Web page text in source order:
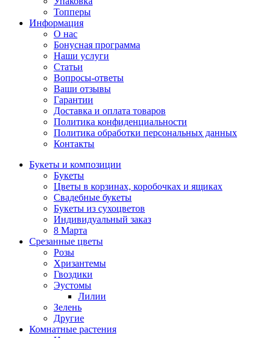
Топперы
Информация
О нас
Бонусная программа
Наши услуги
Статьи
Вопросы-ответы
Ваши отзывы
Гарантии
Доставка и оплата товаров
Политика конфиденциальности
Политика обработки персональных данных
Контакты
Букеты и композиции
Букеты
Цветы в корзинах, коробочках и ящиках
Свадебные букеты
Букеты из сухоцветов
Индивидуальный заказ
8 Марта
Срезанные цветы
Розы
Хризантемы
Гвоздики
Эустомы
Лилии
Зелень
Другие
Комнатные растения